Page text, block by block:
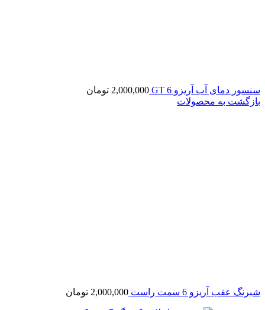
سنسور دمای آب آریزو 6 GT 2,000,000 تومان
بازگشت به محصولات
شبرنگ عقب آریزو 6 سمت راست 2,000,000 تومان